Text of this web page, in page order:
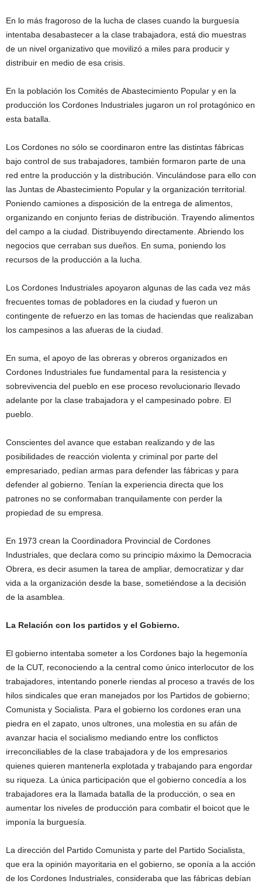
En lo más fragoroso de la lucha de clases cuando la burguesía
intentaba desabastecer a la clase trabajadora, está dio muestras
de un nivel organizativo que movilizó a miles para producir y
distribuir en medio de esa crisis.
En la población los Comités de Abastecimiento Popular y en la
producción los Cordones Industriales jugaron un rol protagónico en
esta batalla.
Los Cordones no sólo se coordinaron entre las distintas fábricas
bajo control de sus trabajadores, también formaron parte de una
red entre la producción y la distribución. Vinculándose para ello con
las Juntas de Abastecimiento Popular y la organización territorial.
Poniendo camiones a disposición de la entrega de alimentos,
organizando en conjunto ferias de distribución. Trayendo alimentos
del campo a la ciudad. Distribuyendo directamente. Abriendo los
negocios que cerraban sus dueños. En suma, poniendo los
recursos de la producción a la lucha.
Los Cordones Industriales apoyaron algunas de las cada vez más
frecuentes tomas de pobladores en la ciudad y fueron un
contingente de refuerzo en las tomas de haciendas que realizaban
los campesinos a las afueras de la ciudad.
En suma, el apoyo de las obreras y obreros organizados en
Cordones Industriales fue fundamental para la resistencia y
sobrevivencia del pueblo en ese proceso revolucionario llevado
adelante por la clase trabajadora y el campesinado pobre. El
pueblo.
Conscientes del avance que estaban realizando y de las
posibilidades de reacción violenta y criminal por parte del
empresariado, pedían armas para defender las fábricas y para
defender al gobierno. Tenían la experiencia directa que los
patrones no se conformaban tranquilamente con perder la
propiedad de su empresa.
En 1973 crean la Coordinadora Provincial de Cordones
Industriales, que declara como su principio máximo la Democracia
Obrera, es decir asumen la tarea de ampliar, democratizar y dar
vida a la organización desde la base, sometiéndose a la decisión
de la asamblea.
La Relación con los partidos y el Gobierno.
El gobierno intentaba someter a los Cordones bajo la hegemonía
de la CUT, reconociendo a la central como único interlocutor de los
trabajadores, intentando ponerle riendas al proceso a través de los
hilos sindicales que eran manejados por los Partidos de gobierno;
Comunista y Socialista. Para el gobierno los cordones eran una
piedra en el zapato, unos ultrones, una molestia en su afán de
avanzar hacia el socialismo mediando entre los conflictos
irreconciliables de la clase trabajadora y de los empresarios
quienes quieren mantenerla explotada y trabajando para engordar
su riqueza. La única participación que el gobierno concedía a los
trabajadores era la llamada batalla de la producción, o sea en
aumentar los niveles de producción para combatir el boicot que le
imponía la burguesía.
La dirección del Partido Comunista y parte del Partido Socialista,
que era la opinión mayoritaria en el gobierno, se oponía a la acción
de los Cordones Industriales, consideraba que las fábricas debían